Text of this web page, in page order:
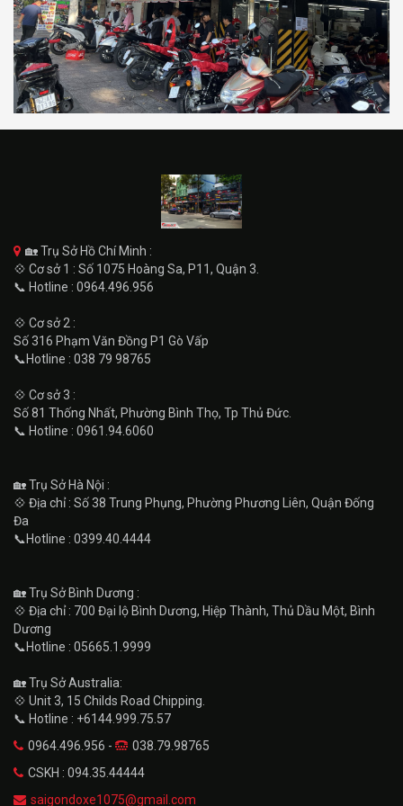
🏡 Trụ Sở Hồ Chí Minh :
💠 Cơ sở 1 : Số 1075 Hoàng Sa, P11, Quận 3.
📞 Hotline : 0964.496.956
💠 Cơ sở 2 :
Số 316 Phạm Văn Đồng P1 Gò Vấp
📞Hotline : 038 79 98765
💠 Cơ sở 3 :
Số 81 Thống Nhất, Phường Bình Thọ, Tp Thủ Đức.
📞 Hotline : 0961.94.6060
🏡 Trụ Sở Hà Nội :
💠 Địa chỉ : Số 38 Trung Phụng, Phường Phương Liên, Quận Đống
Đa
📞Hotline : 0399.40.4444
🏡 Trụ Sở Bình Dương :
💠 Địa chỉ : 700 Đại lộ Bình Dương, Hiệp Thành, Thủ Dầu Một, Bình
Dương
📞Hotline : 05665.1.9999
🏡 Trụ Sở Australia:
💠 Unit 3, 15 Childs Road Chipping.
📞 Hotline : +6144.999.75.57
0964.496.956 -
038.79.98765
CSKH : 094.35.44444
saigondoxe1075@gmail.com